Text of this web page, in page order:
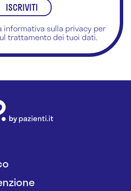
informativa sulla privacy per
trattamento dei tuoi dati.